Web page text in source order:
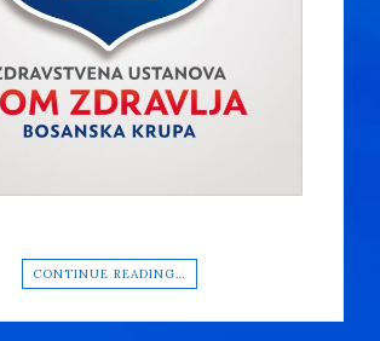
CONTINUE READING…